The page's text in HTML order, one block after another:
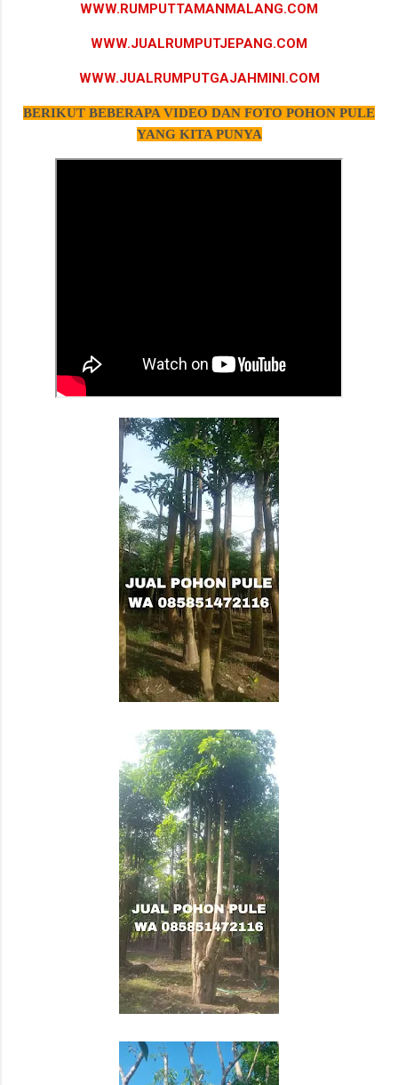
WWW.RUMPUTTAMANMALANG.COM
WWW.JUALRUMPUTJEPANG.COM
WWW.JUALRUMPUTGAJAHMINI.COM
BERIKUT BEBERAPA VIDEO DAN FOTO POHON PULE
YANG KITA PUNYA